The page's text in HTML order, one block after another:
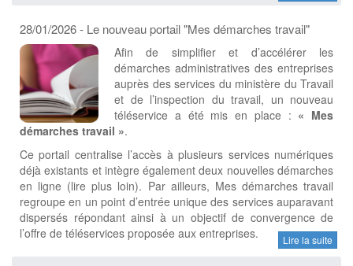
28/01/2026 - Le nouveau portail "Mes démarches travail"
Afin de simplifier et d’accélérer les
démarches administratives des entreprises
auprès des services du ministère du Travail
et de l’inspection du travail, un nouveau
téléservice a été mis en place : « Mes
démarches travail ».
Ce portail centralise l’accès à plusieurs services numériques
déjà existants et intègre également deux nouvelles démarches
en ligne (lire plus loin). Par ailleurs, Mes démarches travail
regroupe en un point d’entrée unique des services auparavant
dispersés répondant ainsi à un objectif de convergence de
l’offre de téléservices proposée aux entreprises.
Lire la suite